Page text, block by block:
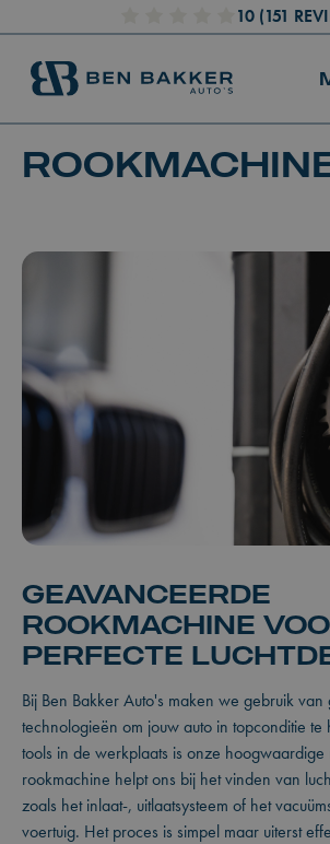
10 (151
GEAVANCEERDE
ROOKMACHINE
PERFECTE
Bij Ben Bakker Auto's maken we gebruik
technologieën om jouw auto in topconditie te
tools in de werkplaats is onze
rookmachine helpt ons bij het vinden van
zoals het inlaat-, uitlaatsysteem of het
voertuig. Het proces is simpel maar uiterst